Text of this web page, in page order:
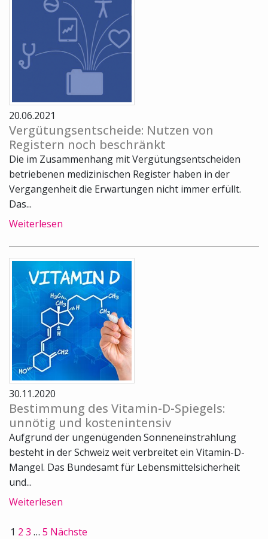
20.06.2021
Vergütungsentscheide: Nutzen von
Registern noch beschränkt
Die im Zusammenhang mit Vergütungsentscheiden
betriebenen medizinischen Register haben in der
Vergangenheit die Erwartungen nicht immer erfüllt.
Das...
Weiterlesen
30.11.2020
Bestimmung des Vitamin-D-Spiegels:
unnötig und kostenintensiv
Aufgrund der ungenügenden Sonneneinstrahlung
besteht in der Schweiz weit verbreitet ein Vitamin-D-
Mangel. Das Bundesamt für Lebensmittelsicherheit
und...
Weiterlesen
1 2 3 … 5 Nächste